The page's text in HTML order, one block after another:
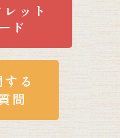
ット
ド
る
問